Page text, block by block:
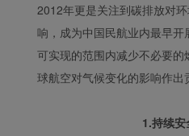
2012年更是关注到碳排放对
响，成为中国民航业内最早
可实现的范围内减少不必要
球航空对气候变化的影响作出
1.持续